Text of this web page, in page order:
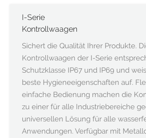
I-Serie
Kontrollwaagen
Sichert die Qualität Ihrer Produkte.
Kontrollwaagen der I-Serie
Schutzklasse IP67 und IP69 und
beste Hygieneeigenschaften auf.
einfache Bedienung machen die
zu einer für alle Industriebereiche
universellen Lösung für alle
Anwendungen. Verfügbar mit